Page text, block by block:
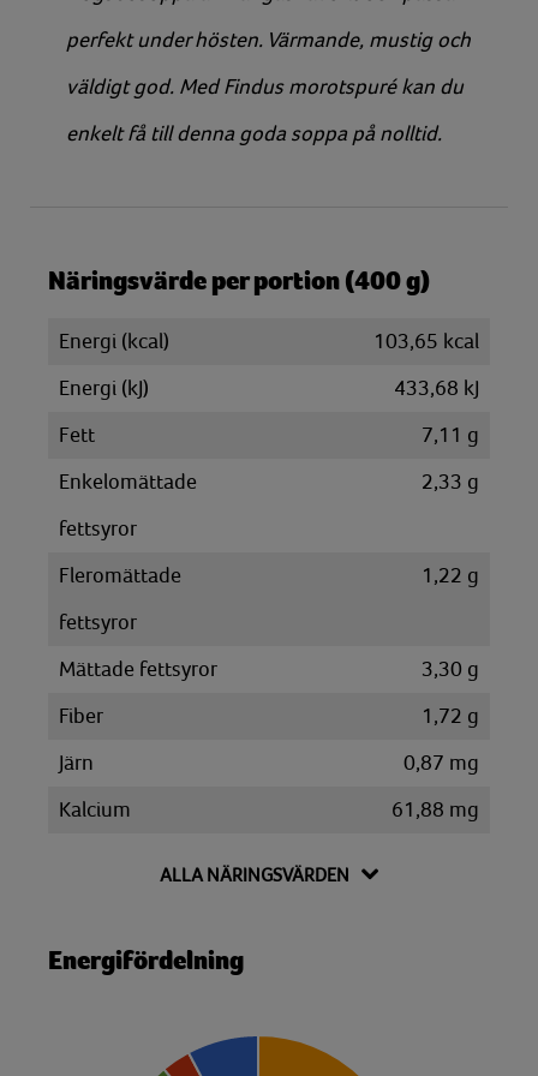
perfekt under hösten. Värmande, mustig och
väldigt god. Med Findus morotspuré kan du
enkelt få till denna goda soppa på nolltid.
Näringsvärde per portion (400 g)
Energi (kcal)
103,65 kcal
Energi (kJ)
433,68 kJ
Fett
7,11 g
Enkelomättade
fettsyror
2,33 g
Fleromättade
fettsyror
1,22 g
Mättade fettsyror
3,30 g
Fiber
1,72 g
Järn
0,87 mg
Kalcium
61,88 mg
Kolhydrat
Monosackarider
ALLA NÄRINGSVÄRDEN
Energifördelning